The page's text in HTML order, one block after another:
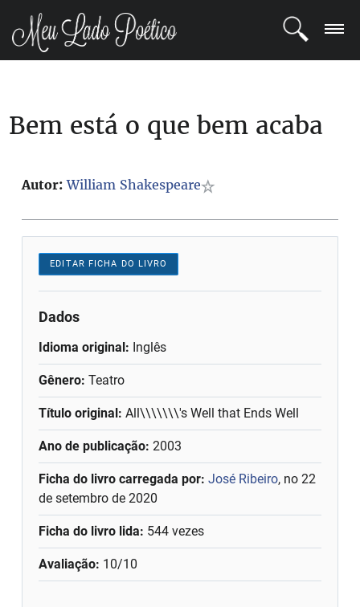
REGISTRO
COMUNIDADE
Bem está o que bem acaba
Autor: William Shakespeare
EDITAR FICHA DO LIVRO
Dados
Idioma original: Inglês
Gênero: Teatro
Título original: All\\\\\\\'s Well that Ends Well
Ano de publicação: 2003
Ficha do livro carregada por: José Ribeiro, no 22
de setembro de 2020
Ficha do livro lida: 544 vezes
Avaliação: 10/10